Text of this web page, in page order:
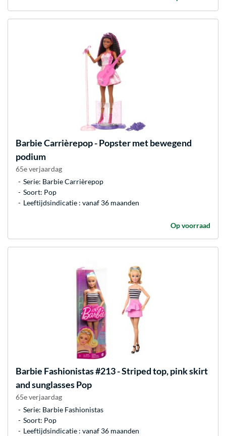
BarbieCarrièrepop - Popster met bewegend
podium
65e verjaardag
Serie: Barbie Carrièrepop
Soort: Pop
Leeftijdsindicatie : vanaf 36 maanden
Op voorraad
Barbie Fashionistas #213 - Striped top, pink skirt
and sunglasses Pop
65e verjaardag
Serie: Barbie Fashionistas
Soort: Pop
Leeftijdsindicatie : vanaf 36 maanden